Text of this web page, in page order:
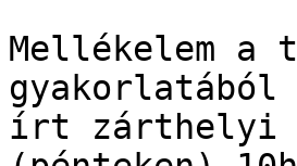
Mellékelem a
gyakorlatából
írt zárthelyi